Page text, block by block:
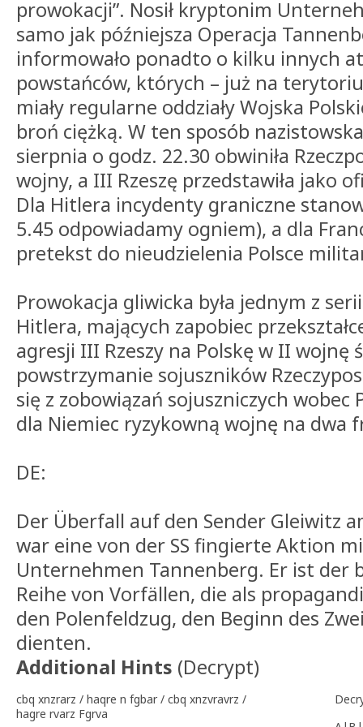
prowokacji”. Nosił kryptonim
samo jak późniejsza Operacja
informowało ponadto o kilku innych
powstańców, których – już na
miały regularne oddziały Wojska
broń ciężką. W ten sposób
sierpnia o godz. 22.30 obwiniła
wojny, a III Rzeszę przedstawiła jako
Dla Hitlera incydenty graniczne
5.45 odpowiadamy ogniem), a dla
pretekst do nieudzielenia Polsce
Prowokacja gliwicka była jednym z
Hitlera, mających zapobiec
agresji III Rzeszy na Polskę w II wojnę
powstrzymanie sojuszników
się z zobowiązań sojuszniczych wobec
dla Niemiec ryzykowną wojnę na dwa
DE:
Der Überfall auf den Sender Gleiwitz
war eine von der SS fingierte Aktion
Unternehmen Tannenberg. Er ist der
Reihe von Vorfällen, die als
den Polenfeldzug, den Beginn des
dienten.
Additional Hints (Decrypt)
cbq xnzrarz / haqre n fgbar / cbq xnzvravrz /
hagre rvarz Fgrva